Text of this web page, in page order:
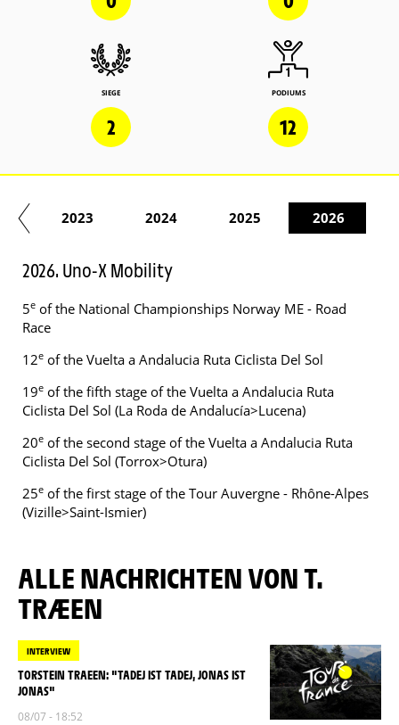
SIEGE
2
PODIUMS
12
2023 2024 2025 2026
2026. Uno-X Mobility
5e of the National Championships Norway ME - Road
Race
12e of the Vuelta a Andalucia Ruta Ciclista Del Sol
19e of the fifth stage of the Vuelta a Andalucia Ruta
Ciclista Del Sol (La Roda de Andalucía>Lucena)
20e of the second stage of the Vuelta a Andalucia Ruta
Ciclista Del Sol (Torrox>Otura)
25e of the first stage of the Tour Auvergne - Rhône-Alpes
(Vizille>Saint-Ismier)
ALLE NACHRICHTEN VON T.
TRÆEN
INTERVIEW
TORSTEIN TRAEEN: "TADEJ IST TADEJ, JONAS IST
JONAS"
08/07 - 18:52